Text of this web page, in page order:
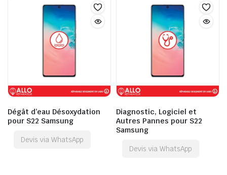
Dégât d’eau Désoxydation
pour S22 Samsung
Devis via WhatsApp
Diagnostic, Logiciel et
Autres Pannes pour S22
Samsung
Devis via WhatsApp